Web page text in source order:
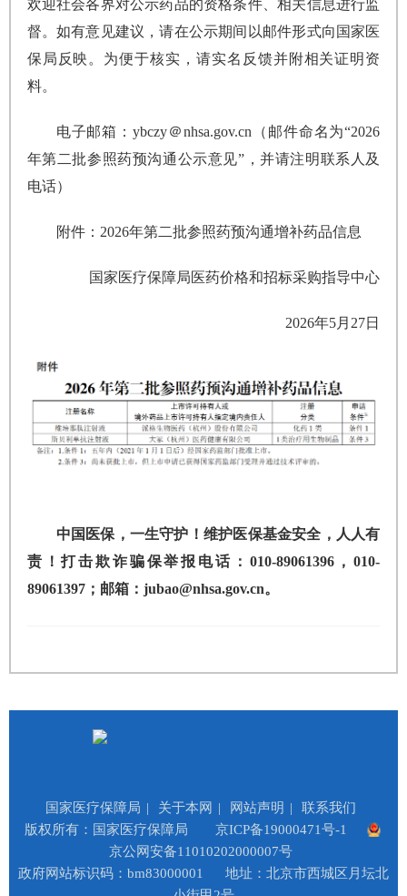
欢迎社会各界对公示药品的资格条件、相关信息进行监
督。如有意见建议，请在公示期间以邮件形式向国家医
保局反映。为便于核实，请实名反馈并附相关证明资
料。
电子邮箱：ybczy＠nhsa.gov.cn（邮件命名为“2026
年第二批参照药预沟通公示意见”，并请注明联系人及
电话）
附件：2026年第二批参照药预沟通增补药品信息
国家医疗保障局医药价格和招标采购指导中心
2026年5月27日
中国医保，一生守护！维护医保基金安全，人人有
责！打击欺诈骗保举报电话：010-89061396，010-
89061397；邮箱：jubao@nhsa.gov.cn。
国家医疗保障局 | 关于本网 | 网站声明 |
联系我们
版权所有：国家医疗保障局
京ICP备19000471号-1
京公网安备11010202000007号
政府网站标识码：bm83000001
地址：北京市西城区月坛北